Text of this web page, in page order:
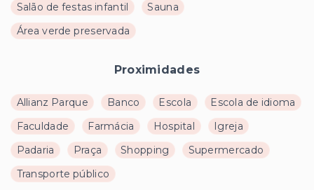
Salão de festas infantil
Sauna
Área verde preservada
Proximidades
Allianz Parque Banco Escola
Escola de idioma
Faculdade
Farmácia Hospital
Igreja
Padaria
Praça Shopping
Supermercado
Transporte público